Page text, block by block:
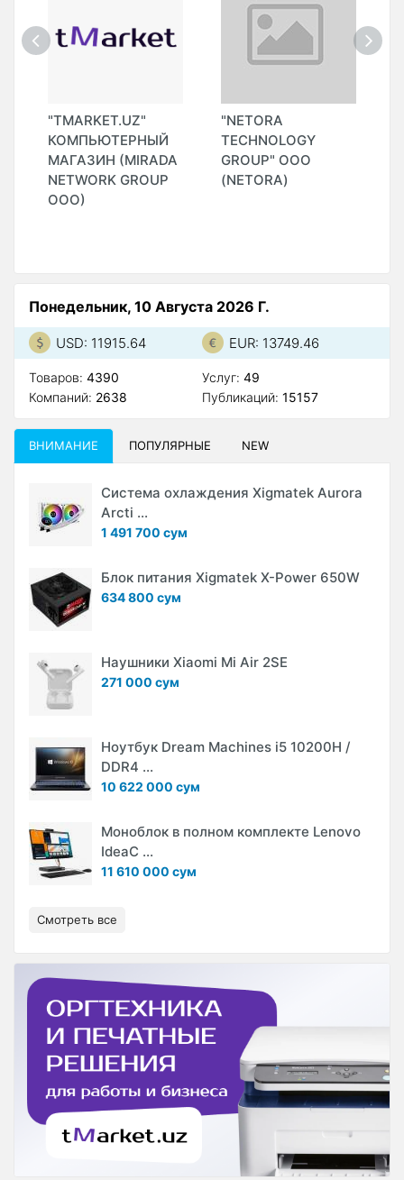
"TMARKET.UZ"
КОМПЬЮТЕРНЫЙ
МАГАЗИН (MIRADA
NETWORK GROUP
ООО)
"NETORA
TECHNOLOGY
GROUP" ООО
(NETORA)
Понедельник, 10 Августа 2026 Г.
USD: 11915.64 EUR: 13749.46
Товаров: 4390
Компаний: 2638
Услуг: 49
Публикаций: 15157
ВНИМАНИЕ ПОПУЛЯРНЫЕ NEW
Система охлаждения Xigmatek Aurora
Arcti ...
1 491 700 сум
Блок питания Xigmatek X-Power 650W
634 800 сум
Наушники Xiaomi Mi Air 2SE
271 000 сум
Ноутбук Dream Machines i5 10200H /
DDR4 ...
10 622 000 сум
Моноблок в полном комплекте Lenovo
IdeaC ...
11 610 000 сум
Смотреть все